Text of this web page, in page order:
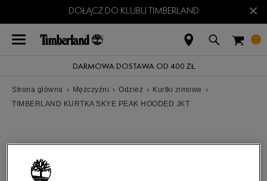
DOŁĄCZ DO KLUBU TIMBERLAND ×
DARMOWA DOSTAWA OD 400 ZŁ
Strona główna › Mężczyźni › Odzież › Kurtki zimowe ›
TIMBERLAND KURTKA SKYE PEAK HOODED JKT